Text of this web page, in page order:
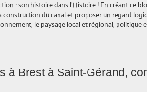
: son histoire dans l'Histoire ! En créant ce
construction du canal et proposer un regard
le paysage local et régional, politique
à Brest à Saint-Gérand,